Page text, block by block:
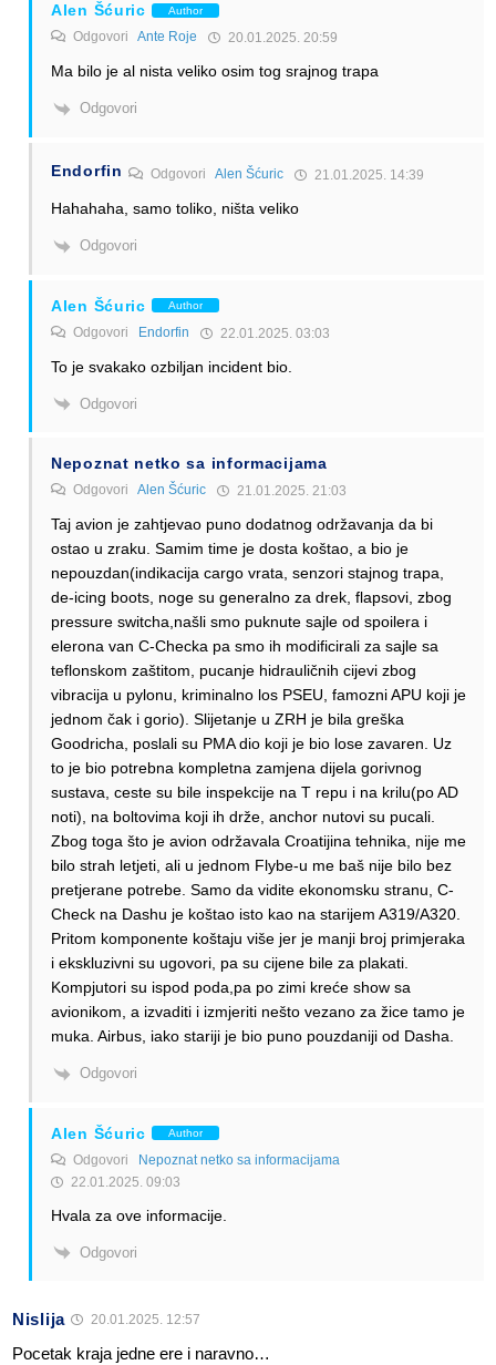
Alen Šćuric Author
Odgovori Ante Roje 20.01.2025. 20:59
Ma bilo je al nista veliko osim tog srajnog trapa
Odgovori
Endorfin Odgovori Alen Šćuric 21.01.2025. 14:39
Hahahaha, samo toliko, ništa veliko
Odgovori
Alen Šćuric Author
Odgovori Endorfin 22.01.2025. 03:03
To je svakako ozbiljan incident bio.
Odgovori
Nepoznat netko sa informacijama
Odgovori Alen Šćuric 21.01.2025. 21:03
Taj avion je zahtjevao puno dodatnog održavanja da bi
ostao u zraku. Samim time je dosta koštao, a bio je
nepouzdan(indikacija cargo vrata, senzori stajnog trapa,
de-icing boots, noge su generalno za drek, flapsovi, zbog
pressure switcha,našli smo puknute sajle od spoilera i
elerona van C-Checka pa smo ih modificirali za sajle sa
teflonskom zaštitom, pucanje hidrauličnih cijevi zbog
vibracija u pylonu, kriminalno los PSEU, famozni APU koji je
jednom čak i gorio). Slijetanje u ZRH je bila greška
Goodricha, poslali su PMA dio koji je bio lose zavaren. Uz
to je bio potrebna kompletna zamjena dijela gorivnog
sustava, ceste su bile inspekcije na T repu i na krilu(po AD
noti), na boltovima koji ih drže, anchor nutovi su pucali.
Zbog toga što je avion održavala Croatijina tehnika, nije me
bilo strah letjeti, ali u jednom Flybe-u me baš nije bilo bez
pretjerane potrebe. Samo da vidite ekonomsku stranu, C-
Check na Dashu je koštao isto kao na starijem A319/A320.
Pritom komponente koštaju više jer je manji broj primjeraka
i ekskluzivni su ugovori, pa su cijene bile za plakati.
Kompjutori su ispod poda,pa po zimi kreće show sa
avionikom, a izvaditi i izmjeriti nešto vezano za žice tamo je
muka. Airbus, iako stariji je bio puno pouzdaniji od Dasha.
Odgovori
Alen Šćuric Author
Odgovori Nepoznat netko sa informacijama
22.01.2025. 09:03
Hvala za ove informacije.
Odgovori
Nislija 20.01.2025. 12:57
Pocetak kraja jedne ere i naravno…